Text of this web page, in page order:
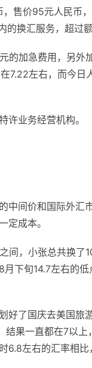
售价95元人民币
换汇服务，超过
的加急费用，另外
7.22左右，而今日
许业务经营机构。
中间价和国际外汇
定成本。
间，小张总共换了
下旬14.7左右的
好了国庆去美国旅
果一直都在7以
6.8左右的汇率相